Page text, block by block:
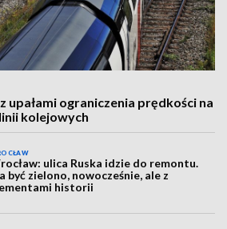
upałami ograniczenia prędkości na
kolejowych
ulica Ruska idzie do remontu.
być zielono, nowocześnie, ale z
historii